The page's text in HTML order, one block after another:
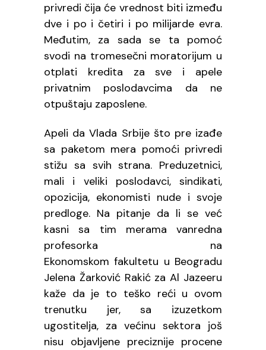
privredi čija će vrednost biti između
dve i po i četiri i po milijarde evra.
Međutim, za sada se ta pomoć
svodi na tromesečni moratorijum u
otplati kredita za sve i apele
privatnim poslodavcima da ne
otpuštaju zaposlene.
Apeli da Vlada Srbije što pre izađe
sa paketom mera pomoći privredi
stižu sa svih strana. Preduzetnici,
mali i veliki poslodavci, sindikati,
opozicija, ekonomisti nude i svoje
predloge. Na pitanje da li se već
kasni sa tim merama vanredna
profesorka na
Ekonomskom fakultetu u Beogradu
Jelena Žarković Rakić za Al Jazeeru
kaže da je to teško reći u ovom
trenutku jer, sa izuzetkom
ugostitelja, za većinu sektora još
nisu objavljene preciznije procene